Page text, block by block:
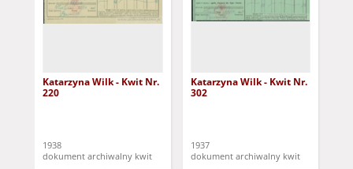
Katarzyna Wilk - Kwit Nr.
220
1938
dokument archiwalny kwit
Katarzyna Wilk - Kwit Nr.
302
1937
dokument archiwalny kwit